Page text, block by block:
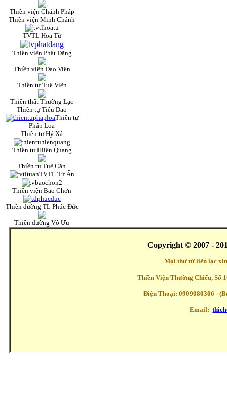
Thiền viện Chánh Pháp
Thiền viện Minh Chánh
TVTL Hoa Từ
Thiền viện Phật Đăng
Thiền viện Đạo Viên
Thiền tự Tuệ Viên
Thiền thất Thường Lạc
Thiền tự Tiêu Dao
Thiền tự
Pháp Loa
Thiền tự Hỷ Xả
Thiền tự Hiiện Quang
Thiền tự Tuệ Căn
TVTL Từ Ấn
Thiền viện Bảo Chơn
Thiền đường TL Phúc Đức
Thiền đường Vô Ưu
Copyright © 2007 -
Mọi thư từ liên lạc
Thiền Viện Thường Chiếu, Số
Điện Thoại: 0909080306 -
Email: